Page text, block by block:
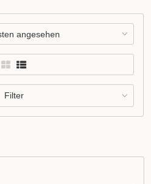
angesehen
Filter